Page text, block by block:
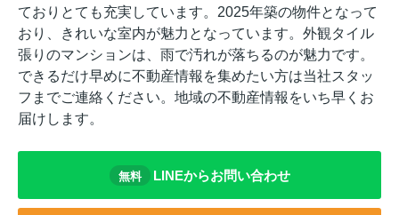
ておりとても充実しています。2025年築の物件となって
おり、きれいな室内が魅力となっています。外観タイル
張りのマンションは、雨で汚れが落ちるのが魅力です。
できるだけ早めに不動産情報を集めたい方は当社スタッ
フまでご連絡ください。地域の不動産情報をいち早くお
届けします。
無料 LINEからお問い合わせ